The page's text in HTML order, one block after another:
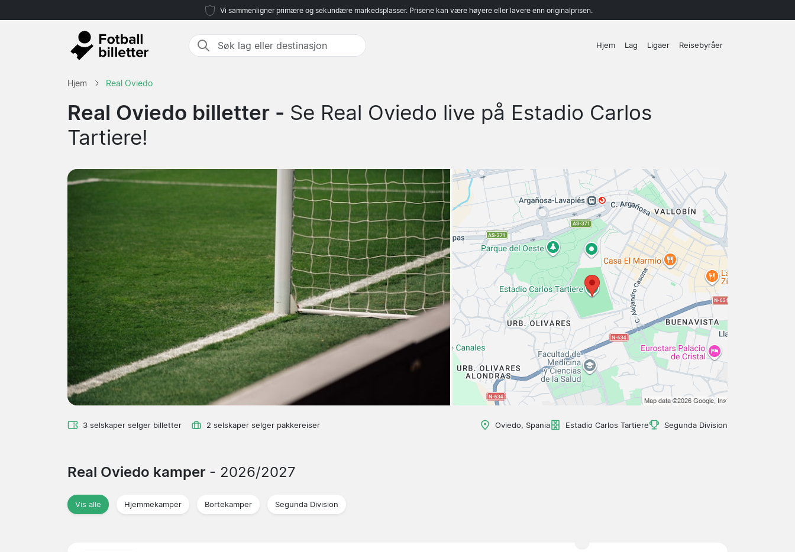
Vi sammenligner primære og sekundære markedsplasser. Prisene kan være høyere eller lavere enn originalprisen.
Hjem Lag Ligaer Reisebyråer
Hjem Real Oviedo
Real Oviedo billetter - Se Real Oviedo live på Estadio Carlos
Tartiere!
3 selskaper selger billetter 2 selskaper selger pakkereiser Oviedo, Spania Estadio Carlos Tartiere Segunda Division
Real Oviedo kamper - 2026/2027
Vis alle Hjemmekamper Bortekamper Segunda Division